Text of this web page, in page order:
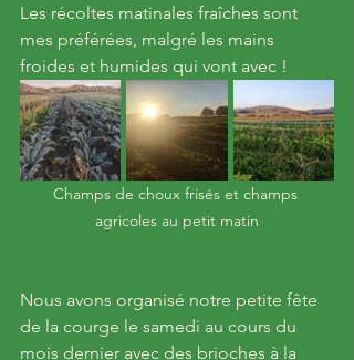
Les récoltes matinales fraîches sont
mes préférées, malgré les mains
froides et humides qui vont avec !
Champs de choux frisés et champs
agricoles au petit matin
Nous avons organisé notre petite fête
de la courge le samedi au cours du
mois dernier avec des brioches à la